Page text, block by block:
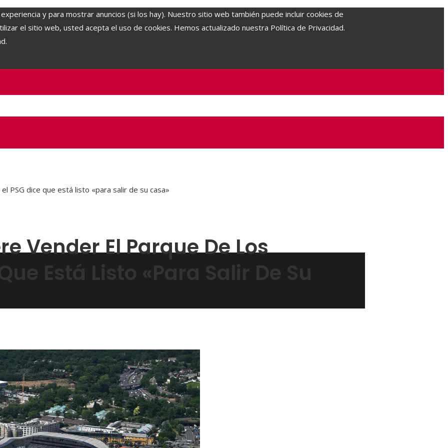
y para mostrar anuncios (si los hay). Nuestro sitio web también puede incluir cookies de
el sitio web, usted acepta el uso de cookies. Hemos actualizado nuestra Política de Privacidad.
PSG dice que está listo «para salir de su casa»
Vender El Parque De Los
Está Listo «para Salir De Su